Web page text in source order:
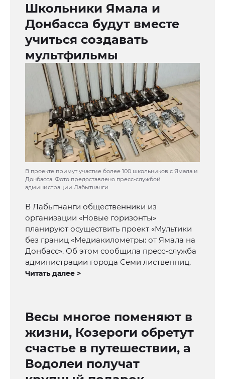
Школьники Ямала и
Донбасса будут вместе
учиться создавать
мультфильмы
В проекте примут участие более 100 школьников с Ямала и
Донбасса. Фото предоставлено пресс-службой
администрации Лабытнанги
В Лабытнанги общественники из
организации «Новые горизонты»
планируют осуществить проект «Мультики
без границ «Медиакилометры: от Ямала на
Донбасс». Об этом сообщила пресс-служба
администрации города Семи лиственниц.
Читать далее >
Весы многое поменяют в
жизни, Козероги обретут
счастье в путешествии, а
Водолеи получат